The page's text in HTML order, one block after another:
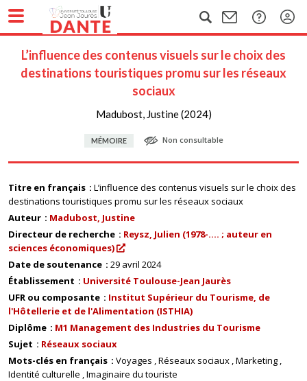
L’influence des contenus visuels sur le choix des
destinations touristiques promu sur les réseaux
sociaux
Madubost, Justine (2024)
MÉMOIRE Non consultable
Titre en français
L’influence des contenus visuels sur le choix des
destinations touristiques promu sur les réseaux sociaux
Auteur
Madubost, Justine
Directeur de recherche
Reysz, Julien (1978-.... ; auteur en
sciences économiques)
Date de soutenance
29 avril 2024
Établissement
Université Toulouse-Jean Jaurès
UFR ou composante
Institut Supérieur du Tourisme, de
l'Hôtellerie et de l'Alimentation (ISTHIA)
Diplôme
M1 Management des Industries du Tourisme
Sujet
Réseaux sociaux
Mots-clés en français
Voyages Réseaux sociaux Marketing
Identité culturelle Imaginaire du touriste